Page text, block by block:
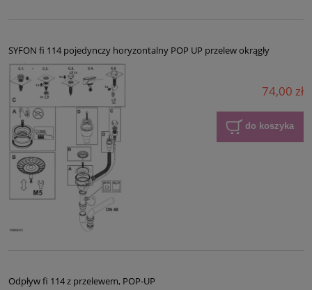
SYFON fi 114 pojedynczy horyzontalny POP UP przelew okrągły
74,00 zł
do koszyka
Odpływ fi 114 z przelewem, POP-UP